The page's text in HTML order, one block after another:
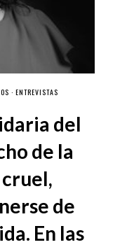
· ENTREVISTAS
del
de la
de
En las